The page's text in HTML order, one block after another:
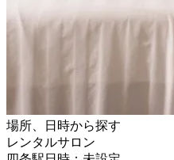
場所、日時から探す
レンタルサロン